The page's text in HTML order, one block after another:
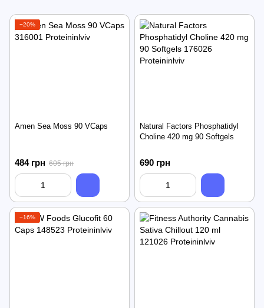
−20%
Amen Sea Moss 90 VCaps
484 грн 605 грн
Natural Factors Phosphatidyl
Choline 420 mg 90 Softgels
690 грн
−16%